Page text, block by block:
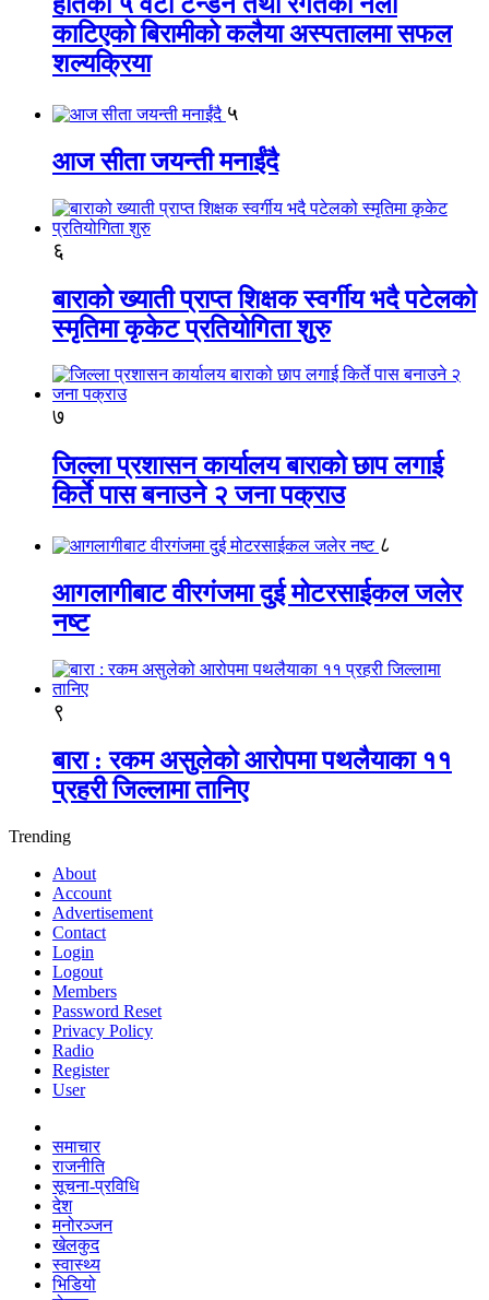
काटिएको बिरामीको कलैया अस्पतालमा सफल
शल्यक्रिया
५
आज सीता जयन्ती मनाईंदै
६
बाराको ख्याती प्राप्त शिक्षक स्वर्गीय भदै पटेलको
स्मृतिमा कृकेट प्रतियोगिता शुरु
७
जिल्ला प्रशासन कार्यालय बाराको छाप लगाई
किर्ते पास बनाउने २ जना पक्राउ
८
आगलागीबाट वीरगंजमा दुई मोटरसाईकल जलेर
नष्ट
९
बारा : रकम असुलेको आरोपमा पथलैयाका ११
प्रहरी जिल्लामा तानिए
Trending
About
Account
Advertisement
Contact
Login
Logout
Members
Password Reset
Privacy Policy
Radio
Register
User
समाचार
राजनीति
सूचना-प्रविधि
देश
मनोरञ्जन
खेलकुद
स्वास्थ्य
भिडियो